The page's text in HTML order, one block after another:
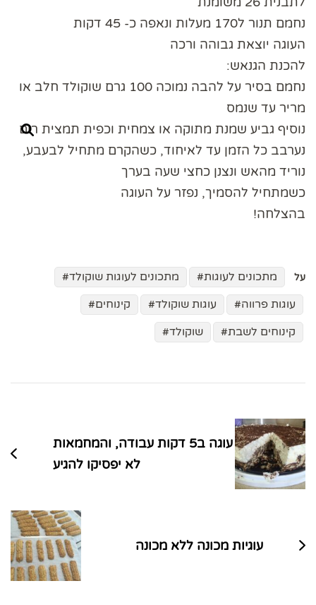
נחמם תנור ל170 מעלות ונאפה כ- 45 דקות
העוגה יוצאת גבוהה ורכה
להכנת הגנאש:
נחמם בסיר על להבה נמוכה 100 גרם שוקולד חלב או
מריר עד שנמס
נוסיף גביע שמנת מתוקה או צמחית וכפית תמצית רום
נערבב כל הזמן עד לאיחוד, כשהקרם מתחיל לבעבע,
נוריד מהאש ונצנן כחצי שעה בערך
כשמתחיל להסמיך, נפזר על העוגה
בהצלחה!
על מתכונים לעוגות
מתכונים לעוגות שוקולד
עוגות פרווה
עוגות שוקולד
קינוחים
קינוחים לשבת
שוקולד
בפוסטים
עוגה ב5 דקות עבודה, והמחמאות
לא יפסיקו להגיע
עוגיות מכונה ללא מכונה